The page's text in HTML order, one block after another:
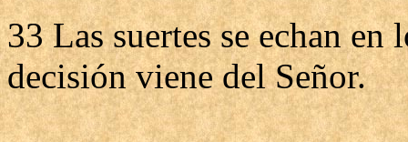
33 Las suertes se echan
decisión viene del Señor.